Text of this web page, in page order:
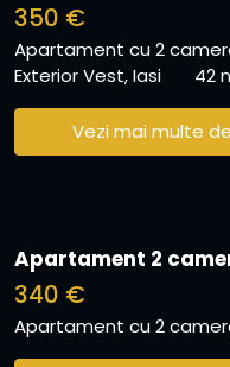
350 €
Apartament cu 2
Exterior Vest, Iasi
42
Vezi mai multe
Apartament 2
340 €
Apartament cu 2